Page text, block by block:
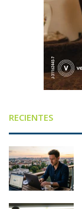
RECIENTES